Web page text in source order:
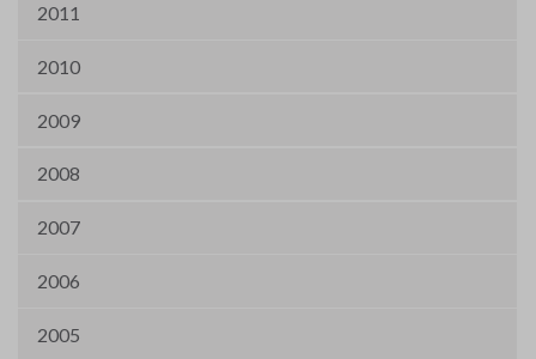
2011
2010
2009
2008
2007
2006
2005